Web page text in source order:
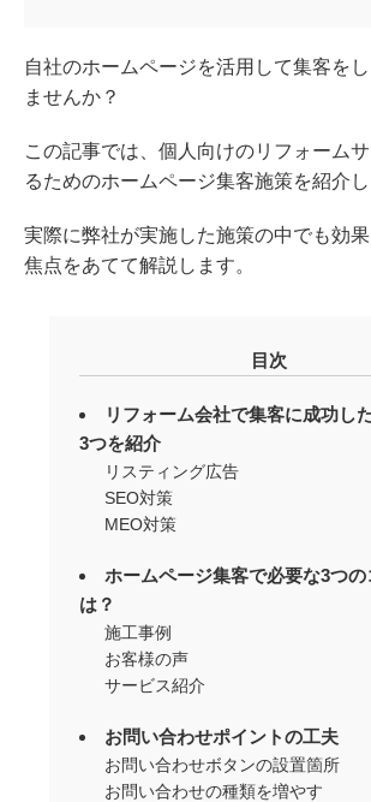
自社のホームページを活用して集客を
ませんか？
この記事では、個人向けのリフォーム
るためのホームページ集客施策を紹介し
実際に弊社が実施した施策の中でも効
焦点をあてて解説します。
目次
リフォーム会社で集客に成功し
3つを紹介
リスティング広告
SEO対策
MEO対策
ホームページ集客で必要な3つの
は？
施工事例
お客様の声
サービス紹介
お問い合わせポイントの工夫
お問い合わせボタンの設置箇所
お問い合わせの種類を増やす